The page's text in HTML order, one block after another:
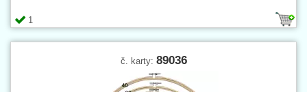
1
č. karty: 89036